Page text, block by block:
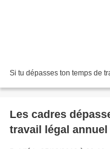
Si tu dépasses ton temps de
Les cadres
travail légal annuel